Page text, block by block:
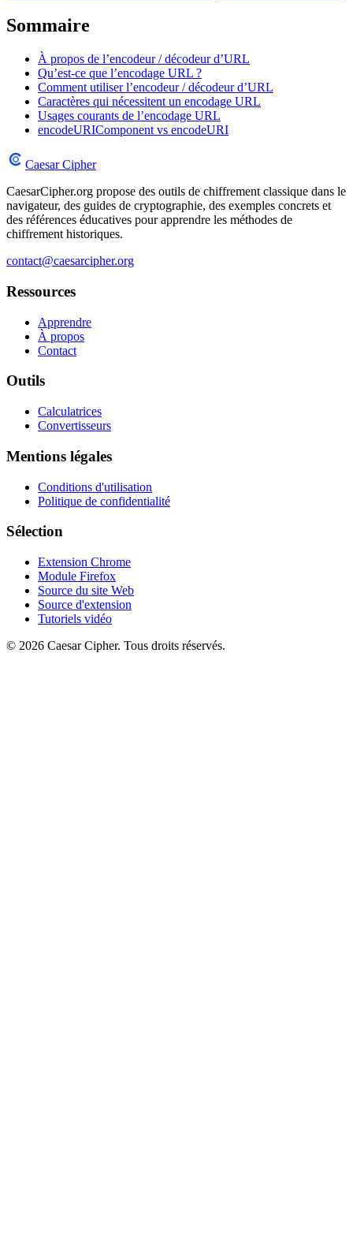
Sommaire
À propos de l’encodeur / décodeur d’URL
Qu’est-ce que l’encodage URL ?
Comment utiliser l’encodeur / décodeur d’URL
Caractères qui nécessitent un encodage URL
Usages courants de l’encodage URL
encodeURIComponent vs encodeURI
Caesar Cipher
CaesarCipher.org propose des outils de chiffrement classique dans le
navigateur, des guides de cryptographie, des exemples concrets et
des références éducatives pour apprendre les méthodes de
chiffrement historiques.
contact@caesarcipher.org
Ressources
Apprendre
À propos
Contact
Outils
Calculatrices
Convertisseurs
Mentions légales
Conditions d'utilisation
Politique de confidentialité
Sélection
Extension Chrome
Module Firefox
Source du site Web
Source d'extension
Tutoriels vidéo
© 2026 Caesar Cipher. Tous droits réservés.